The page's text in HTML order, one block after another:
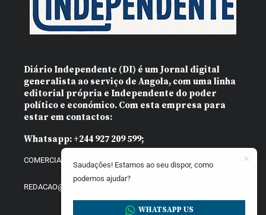
Diário Independente (DI) é um Jornal digital
generalista ao serviço de Angola, com uma linha
editorial própria e Independente do poder
político e económico. Com esta empresa para
estar em contactos:
Whatsapp: +244 927 209 599;
COMERCIAL@DIARIOINDEPENDENTE.INFO
REDACAO@DIARIOINDEPENDENTE.INFO
Saudações! Estamos ao seu dispor, como
podemos ajudar?
WHATSAPP US